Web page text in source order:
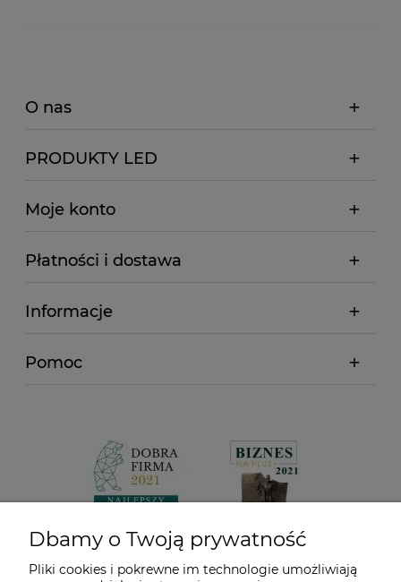
O nas
PRODUKTY LED
Moje konto
Płatności i dostawa
Informacje
Pomoc
Dbamy o Twoją prywatność
Pliki cookies i pokrewne im technologie umożliwiają